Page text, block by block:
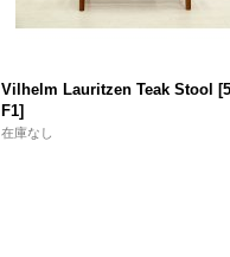
Vilhelm Lauritzen Teak Stool [
F1]
在庫なし